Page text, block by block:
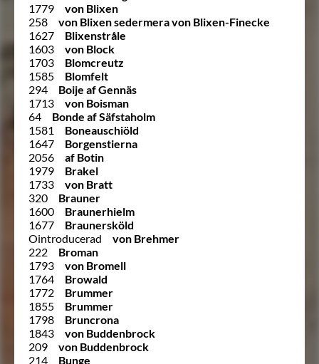
1779
von Blixen
258
von Blixen sedermera von Blixen-Finecke
1627
Blixenstråle
1603
von Block
1703
Blomcreutz
1585
Blomfelt
294
Boije af Gennäs
1713
von Boisman
64
Bonde af Säfstaholm
1581
Boneauschiöld
1647
Borgenstierna
2056
af Botin
1979
Brakel
1733
von Bratt
320
Brauner
1600
Braunerhielm
1677
Braunersköld
Ointroducerad
von Brehmer
222
Broman
1793
von Bromell
1764
Browald
1772
Brummer
1855
Brummer
1798
Bruncrona
1843
von Buddenbrock
209
von Buddenbrock
214
Bunge